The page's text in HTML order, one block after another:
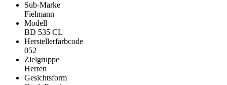
Sub-Marke
Fielmann
Modell
BD 535 CL
Herstellerfarbcode
052
Zielgruppe
Herren
Gesichtsform